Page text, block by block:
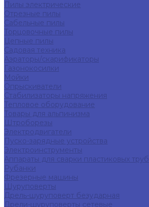
Пилы электрические
Отрезные пилы
Сабельные пилы
Торцовочные пилы
Цепные пилы
Садовая техника
Аэраторы/скарификаторы
Газонокосилки
Мойки
Опрыскиватели
Стабилизаторы напряжения
Тепловое оборудование
Товары для альпинизма
Штроборезы
Электродвигатели
Пуско-зарядные устройства
Электроинструменты
Аппараты для сварки пластиковых труб
Рубанки
Фрезерные машины
Шуруповерты
Дрель-шуруповерт безударная
Дрели-шуруповерты сетевые